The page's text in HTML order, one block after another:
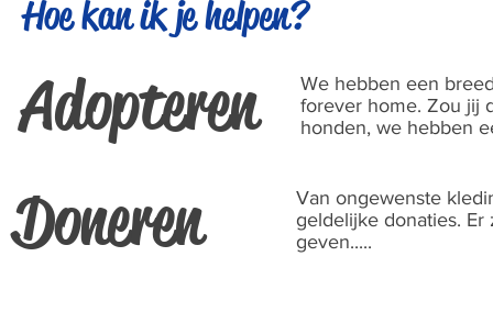
Hoe kan ik je helpen?
Adopteren
We hebben een
forever home. Zou jij
honden, we hebben
Doneren
Van ongewenste
geldelijke donaties.
geven.....